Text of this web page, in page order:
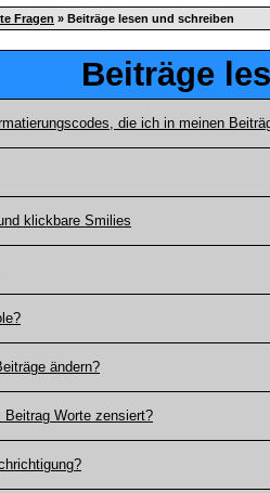
Fragen » Beiträge lesen und schreiben
Beiträge
die ich in meinen
klickbare Smilies
ändern?
Beitrag Worte zensiert?